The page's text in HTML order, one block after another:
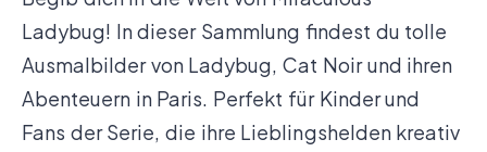
Ladybug! In dieser Sammlung findest du tolle
Ausmalbilder von Ladybug, Cat Noir und ihren
Abenteuern in Paris. Perfekt für Kinder und
Fans der Serie, die ihre Lieblingshelden kreativ